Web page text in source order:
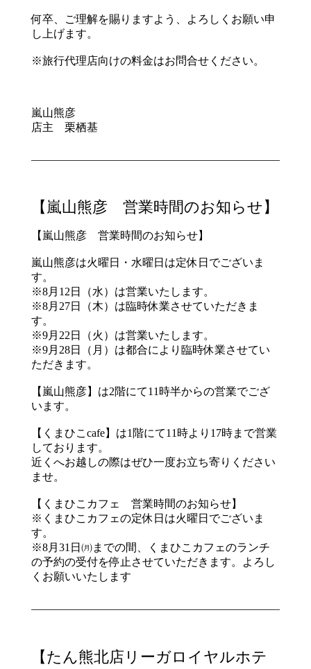
何卒、ご理解を賜りますよう、よろしくお願い申
し上げます。
※旅行代理店向けの料金はお問合せください。
嵐山熊彦
店主 栗栖基
【嵐山熊彦 営業時間のお知らせ】
【嵐山熊彦 営業時間のお知らせ】
嵐山熊彦は火曜日・水曜日は定休日でございま
す。
※8月12日（水）は営業いたします。
※8月27日（木）は臨時休業させていただきま
す。
※9月22日（火）は営業いたします。
※9月28日（月）は都合により臨時休業させてい
ただきます。
【嵐山熊彦】は2階にて11時半からの営業でござ
います。
【くまひこcafe】は1階にて11時より17時まで営業
しております。
近くへお越しの際はぜひ一度お立ち寄りください
ませ。
【くまひこカフェ 営業時間のお知らせ】
※くまひこカフェの定休日は火曜日でございま
す。
※8月31日㈪までの間、くまひこカフェのランチ
の予約の受付を停止させていただきます。よろし
くお願いいたします
【たん熊北店リーガロイヤルホテ